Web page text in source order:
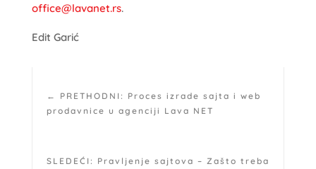
office@lavanet.rs.
Edit Garić
← PRETHODNI: Proces izrade sajta i web
prodavnice u agenciji Lava NET
SLEDEĆI: Pravljenje sajtova – Zašto treba